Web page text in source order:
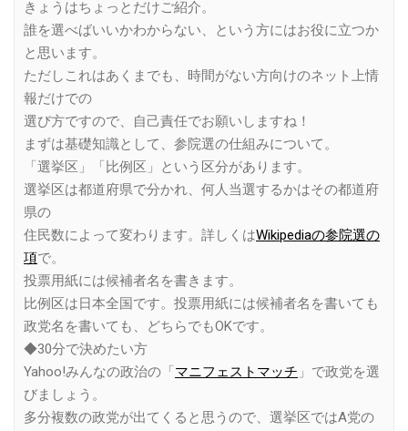
きょうはちょっとだけご紹介。
誰を選べばいいかわからない、という方にはお役に立つか
と思います。
ただしこれはあくまでも、時間がない方向けのネット上情
報だけでの
選び方ですので、自己責任でお願いしますね！
まずは基礎知識として、参院選の仕組みについて。
「選挙区」「比例区」という区分があります。
選挙区は都道府県で分かれ、何人当選するかはその都道府
県の
住民数によって変わります。詳しくはWikipediaの参院選の
項で。
投票用紙には候補者名を書きます。
比例区は日本全国です。投票用紙には候補者名を書いても
政党名を書いても、どちらでもOKです。
◆30分で決めたい方
Yahoo!みんなの政治の「マニフェストマッチ 」で政党を選
びましょう。
多分複数の政党が出てくると思うので、選挙区ではA党の